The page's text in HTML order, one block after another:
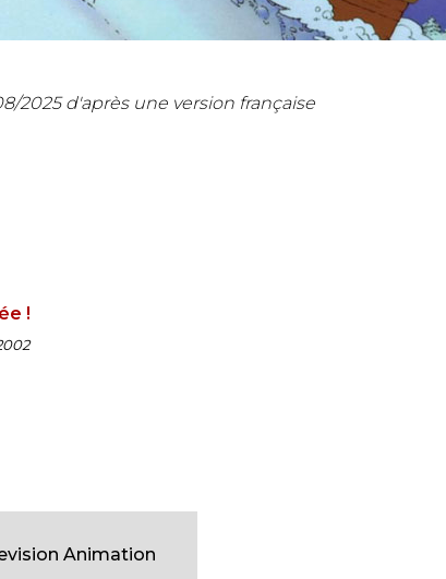
2025d'après une version française
!
Animation